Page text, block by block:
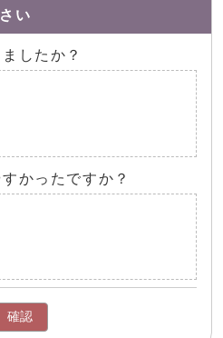
い
したか？
かったですか？
確認